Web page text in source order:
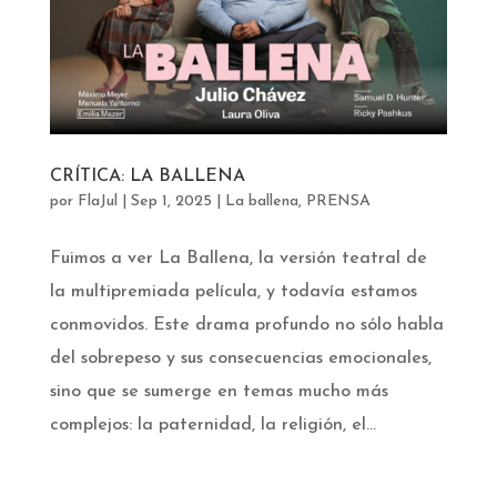
CRÍTICA: LA BALLENA
por FlaJul Sep 1, 2025 La ballena, PRENSA
Fuimos a ver La Ballena, la versión teatral de
la multipremiada película, y todavía estamos
conmovidos. Este drama profundo no sólo habla
del sobrepeso y sus consecuencias emocionales,
sino que se sumerge en temas mucho más
complejos: la paternidad, la religión, el...